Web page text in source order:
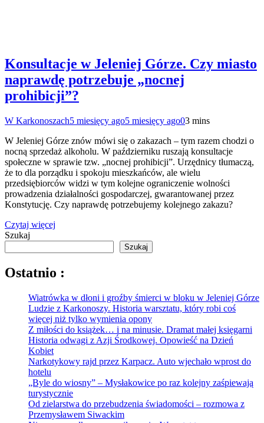
Konsultacje w Jeleniej Górze. Czy miasto
naprawdę potrzebuje „nocnej
prohibicji”?
W Karkonoszach5 miesięcy ago5 miesięcy ago03 mins
W Jeleniej Górze znów mówi się o zakazach – tym razem chodzi o
nocną sprzedaż alkoholu. W październiku ruszają konsultacje
społeczne w sprawie tzw. „nocnej prohibicji”. Urzędnicy tłumaczą,
że to dla porządku i spokoju mieszkańców, ale wielu
przedsiębiorców widzi w tym kolejne ograniczenie wolności
prowadzenia działalności gospodarczej, gwarantowanej przez
Konstytucję. Czy naprawdę potrzebujemy kolejnego zakazu?
Czytaj więcej
Szukaj
Szukaj
Ostatnio :
Wiatrówka w dłoni i groźby śmierci w bloku w Jeleniej Górze
Ludzie z Karkonoszy. Historia warsztatu, który robi coś
więcej niż tylko wymienia opony
Z miłości do książek… i na minusie. Dramat małej księgarni
Historia odwagi z Azji Środkowej. Opowieść na Dzień
Kobiet
Narkotykowy rajd przez Karpacz. Auto wjechało wprost do
hotelu
„Byle do wiosny” – Mysłakowice po raz kolejny zaśpiewają
turystycznie
Od zielarstwa do przebudzenia świadomości – rozmowa z
Przemysławem Siwackim